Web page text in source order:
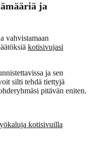
ja
vahvistamaan
kotisivujasi
ja sen
silti tehdä tiettyjä
pitävän eniten.
kotisivuilla